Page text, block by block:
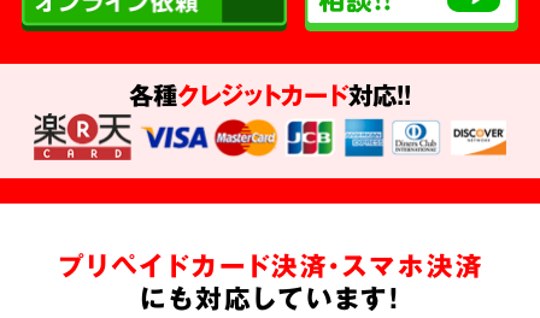
各種クレジットカード対応!!
プリペイドカード決済・スマホ決済
にも対応しています!